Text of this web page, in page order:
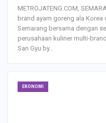
METROJATENG.COM,
brand ayam goreng ala Korea
Semarang bersama dengan
perusahaan kuliner multi-
San Gyu by…
EKONOMI